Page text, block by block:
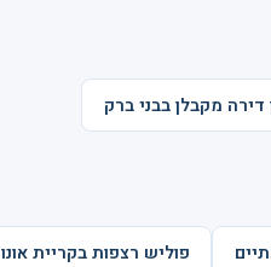
דירה מקבלן בבני ברק
פוליש רצפות בקריית אונו